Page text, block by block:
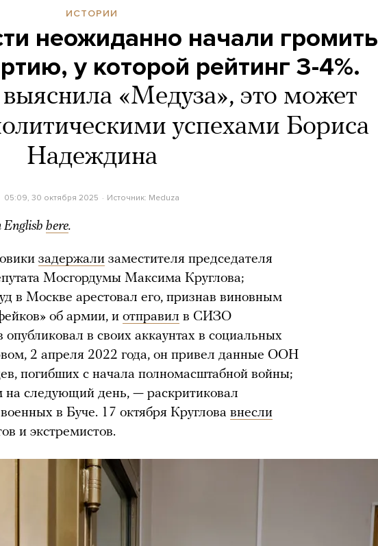
ИСТОРИИ
неожиданно начали громить
у которой рейтинг 3-4%.
«Медуза», это может
успехами Бориса
Надеждина
05:09, 30 октября 2025 Источник: Meduza
English here.
задержали заместителя председателя
Мосгордумы Максима Круглова;
в Москве арестовал его, признав виновным
об армии, и отправил в СИЗО
опубликовал в своих аккаунтах в социальных
2 апреля 2022 года, он привел данные ООН
погибших с начала полномасштабной войны;
на следующий день, — раскритиковал
в Буче. 17 октября Круглова внесли
и экстремистов.